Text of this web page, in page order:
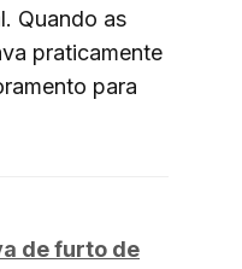
Quando as
praticamente
para
de furto de